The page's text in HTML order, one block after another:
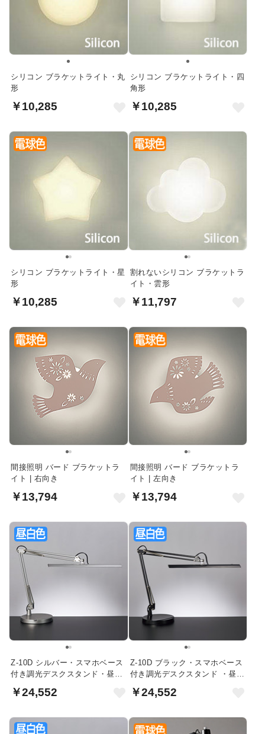
シリコン ブラケットライト・丸
形
￥10,285
シリコン ブラケットライト・四
角形
￥10,285
シリコン ブラケットライト・星
形
￥10,285
割れないシリコン ブラケットラ
イト・雲形
￥11,797
間接照明 バード ブラケットラ
イト | 右向き
￥13,794
間接照明 バード ブラケットラ
イト | 左向き
￥13,794
Z-10D シルバー・スマホベース
付き調光デスクスタンド・昼白
￥24,552
Z-10D ブラック・スマホベース
付き調光デスクスタンド ・昼白
￥24,552